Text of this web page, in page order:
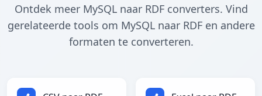
Ontdek meer MySQL naar RDF converters. Vind
gerelateerde tools om MySQL naar RDF en andere
formaten te converteren.